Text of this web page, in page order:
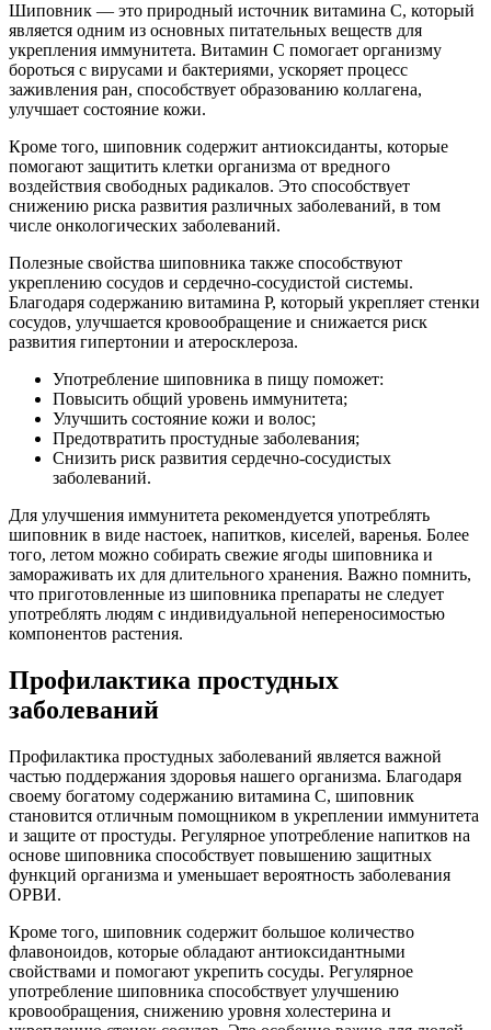
Шиповник — это природный источник витамина C, который
является одним из основных питательных веществ для
укрепления иммунитета. Витамин C помогает организму
бороться с вирусами и бактериями, ускоряет процесс
заживления ран, способствует образованию коллагена,
улучшает состояние кожи.
Кроме того, шиповник содержит антиоксиданты, которые
помогают защитить клетки организма от вредного
воздействия свободных радикалов. Это способствует
снижению риска развития различных заболеваний, в том
числе онкологических заболеваний.
Полезные свойства шиповника также способствуют
укреплению сосудов и сердечно-сосудистой системы.
Благодаря содержанию витамина Р, который укрепляет стенки
сосудов, улучшается кровообращение и снижается риск
развития гипертонии и атеросклероза.
Употребление шиповника в пищу поможет:
Повысить общий уровень иммунитета;
Улучшить состояние кожи и волос;
Предотвратить простудные заболевания;
Снизить риск развития сердечно-сосудистых
заболеваний.
Для улучшения иммунитета рекомендуется употреблять
шиповник в виде настоек, напитков, киселей, варенья. Более
того, летом можно собирать свежие ягоды шиповника и
замораживать их для длительного хранения. Важно помнить,
что приготовленные из шиповника препараты не следует
употреблять людям с индивидуальной непереносимостью
компонентов растения.
Профилактика простудных
заболеваний
Профилактика простудных заболеваний является важной
частью поддержания здоровья нашего организма. Благодаря
своему богатому содержанию витамина С, шиповник
становится отличным помощником в укреплении иммунитета
и защите от простуды. Регулярное употребление напитков на
основе шиповника способствует повышению защитных
функций организма и уменьшает вероятность заболевания
ОРВИ.
Кроме того, шиповник содержит большое количество
флавоноидов, которые обладают антиоксидантными
свойствами и помогают укрепить сосуды. Регулярное
употребление шиповника способствует улучшению
кровообращения, снижению уровня холестерина и